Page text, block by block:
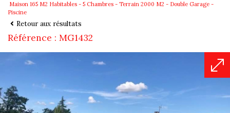
Maison 165 M2 Habitables - 5 Chambres - Terrain 2000 M2 - Double Garage -
Piscine
Retour aux résultats
Référence : MG1432